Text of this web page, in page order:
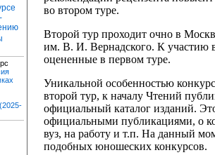
во втором туре.
Второй тур проходит очно в
им. В. И. Вернадского. К участию
оцененные в первом туре.
Уникальной особенностью
второй тур, к началу Чтений
официальный каталог изданий.
официальными публикациями, о
вуз, на работу и т.п. На данный
подобных юношеских конкурсов.